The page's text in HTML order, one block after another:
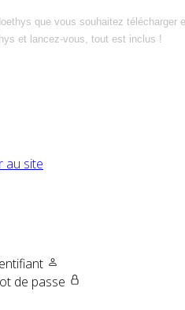
que vous souhaitez télécharger
et lancez-vous, tout est inclus !
au site
de passe